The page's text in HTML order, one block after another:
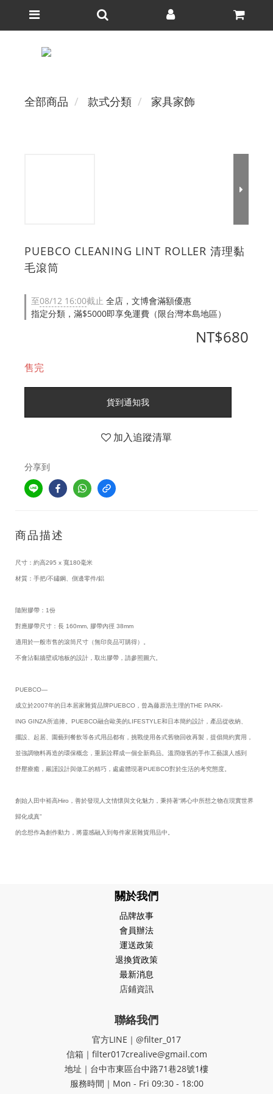
全部商品 款式分類 家具家飾
PUEBCO CLEANING LINT ROLLER 清理黏
毛滾筒
至08/12 16:00截止 全店，文博會滿額優惠
指定分類，滿$5000即享免運費（限台灣本島地區）
NT$680
售完
貨到通知我
加入追蹤清單
分享到
商品描述
尺寸：約高295 x 寬180毫米
材質：手把/不鏽鋼、側邊零件/鋁
隨附膠帶：1份
對應膠帶尺寸：長 160mm, 膠帶內徑 38mm
適用於一般市售的滾筒尺寸（無印良品可購得）。
不會沾黏牆壁或地板的設計，取出膠帶，請參照圖六。
PUEBCO—
成立於2007年的日本居家雜貨品牌PUEBCO，曾為藤原浩主理的THE PARK-
ING GINZA所追捧。PUEBCO融合歐美的LIFESTYLE和日本簡約設計，產品從收納、
擺設、起居、園藝到餐飲等各式用品都有，挑戰使用各式舊物回收再製，提倡簡約實用，
並強調物料再造的環保概念，重新詮釋成一個全新商品。溫潤做舊的手作工藝讓人感到
舒壓療癒，嚴謹設計與做工的精巧，處處體現著PUEBCO對於生活的考究態度。
創始人田中裕高Hiro，善於發現人文情懷與文化魅力，秉持著“將心中所想之物在現實世界
歸化成真”
的念想作為創作動力，將靈感融入到每件家居雜貨用品中。
關於我們
品牌故事
會員辦法
運送政策
退換貨政策
最新消息
店鋪資訊
聯絡我們
官方LINE｜@filter_017
信箱｜filter017crealive@gmail.com
地址｜​台中市東區台中路71巷28號1樓
服務時間｜Mon - Fri 09:30 - 18:00